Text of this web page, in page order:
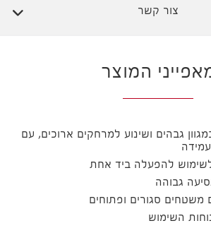
צור קשר
המוצר
גבהים ושינוע למרחקים ארוכים, עם
לשימוש להפעלה ביד אחת
גבוהה
משטחים סגורים ופתוחים